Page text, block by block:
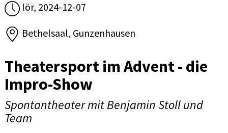
lör, 2024-12-07
Bethelsaal, Gunzenhausen
Theatersport im Advent - die
Impro-Show
Spontantheater mit Benjamin Stoll und
Team